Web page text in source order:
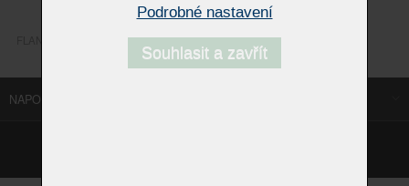
NAPOSLEDY NAVŠTÍVENÉ ODKAZY
Podrobné nastavení
Souhlasit a zavřít